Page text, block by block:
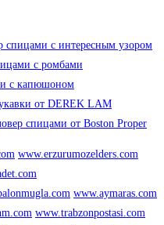
спицами с интересным узором
с ромбами
с капюшоном
от DEREK LAM
спицами от Boston Proper
www.erzurumozelders.com
www.aymaras.com
www.trabzonpostasi.com